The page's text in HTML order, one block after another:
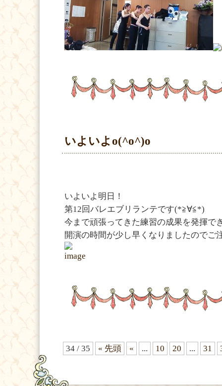
いよいよo(^o^)o
いよいよ明日！
第12回バレエブリランテです(*≧∀≦*)
今まで頑張ってきた練習の成果を発揮で
開演の時間が少し早くなりましたのでご
34 / 35 « 先頭 « ... 10 20 ... 31